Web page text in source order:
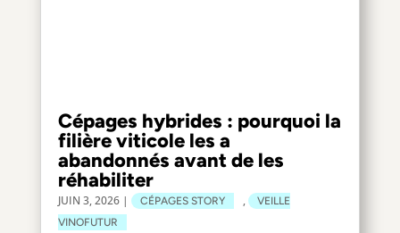
Cépages hybrides : pourquoi la
filière viticole les a
abandonnés avant de les
réhabiliter
JUIN 3, 2026| CÉPAGES STORY ,
VEILLE
VINOFUTUR